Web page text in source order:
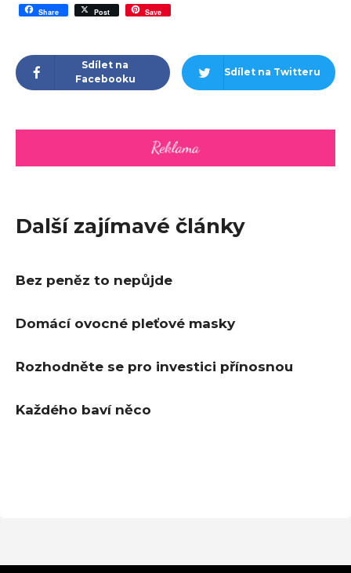
Share Post Save
Sdílet na
Facebooku
Sdílet na Twitteru
Další zajímavé články
Bez peněz to nepůjde
Domácí ovocné pleťové masky
Rozhodněte se pro investici přínosnou
Každého baví něco